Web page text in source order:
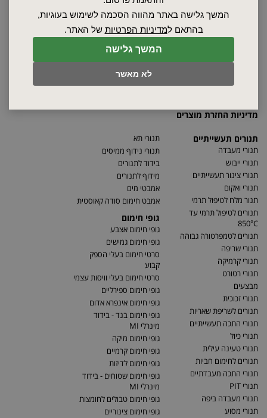
המשך גלישה
לא מאשר
המשך גלישה באתר מהווה הסכמה לשימוש בעוגיות,
בהתאם למדיניות הפרטיות של האתר.
מאמרים
הצהרת נגישות
מדיניות החזרת מוצרים
תנורים תעשייתיים
תנורי מעבדה
תנורי ייבוש
תנורי צינור תעשייתיים
תנורי ואקום
תנור מלח לטיפול תרמי
תנורים לטיפול תרמי עד
850°C
תנורים לטמפרטורה גבוהה
תנורי שריפה
תנורי קרמיקה
תנורי רטורט
מבצעים
תנורי זכוכית
תנורים לשריפת שאריות
תנורי התכה תעשייתיים
תנורי כיול
תנורי טעינה עילית
תנורים לחימום חביות
תנורי התכה מעבדתיים
תנורי PIT
תנורי מעבדה ביפה
תנורי מסוע
תנורי תא
תנורי נידוף ממיסים
בידוד לתנורים
מידוף לתנורים
אמבטי מים
אמבט חימום סודה קאוסטית
גופי חימום
גופי חימום אצבע
גופי חימום גמישים
סרטי חימום בעלי הספק
קבוע
סרטי חימום בעלי וויסות עצמי
גופי חימום ספירליים
גופי חימום אינפרא אדום
גופי חימום בנד - בידוד
מינרלי MI
גופי חימום מיקה
גופי חימום קרמיים
גופי חימום לדיזות
גופי חימום שטוחים - בידוד
מינרלי MI
גופי חימום טבולים לחומצות
גופי חימום צינוריים